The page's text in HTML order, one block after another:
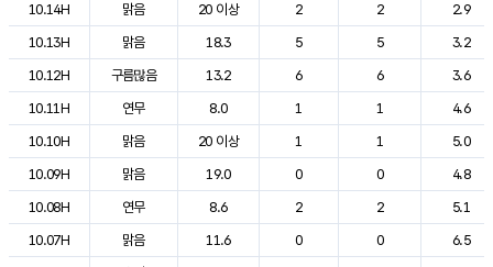
10.14H
맑음 20 이상 2 2
2.9
10.13H
맑음 18.3 5 5
3.2
10.12H
구름많음 13.2 6 6
3.6
10.11H
연무 8.0 1 1
4.6
10.10H
맑음 20 이상 1 1
5.0
10.09H
맑음 19.0 0 0
4.8
10.08H
연무 8.6 2 2
5.1
10.07H
맑음 11.6 0 0
6.5